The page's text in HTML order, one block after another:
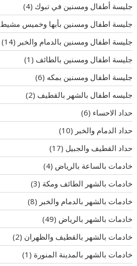
جليسة أطفال ومسنين في تبوك (4)
جليسة اطفال ومسنين بأبها وخميس مشيط
جليسة اطفال ومسنين بالدمام والخبر (14)
جليسة اطفال ومسنين بالطائف (1)
جليسة اطفال ومسنين بمكه (6)
جليسه اطفال بالشهر بالقطيف (2)
حداد الاحساء (6)
حداد الدمام والخبر (10)
حداد القطيف والجبيل (17)
خادمات بالساعة بالرياض (4)
خادمات بالشهر الطائف ومكة (3)
خادمات بالشهر بالدمام والخبر (8)
خادمات بالشهر بالرياض (49)
خادمات بالشهر بالقطيف والظهران (2)
خادمات بالشهر بالمدينة المنورة (1)